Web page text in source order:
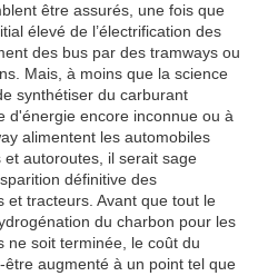
être assurés, une fois que
élevé de l’électrification des
des bus par des tramways ou
Mais, à moins que la science
synthétiser du carburant
d'énergie encore inconnue ou à
alimentent les automobiles
autoroutes, il serait sage
définitive des
et tracteurs. Avant que tout le
du charbon pour les
ne soit terminée, le coût du
augmenté à un point tel que